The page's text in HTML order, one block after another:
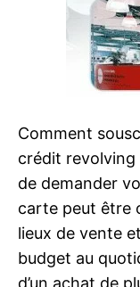
Comment
crédit revolving
de demander
carte peut être
lieux de vente
budget au
d’un achat de